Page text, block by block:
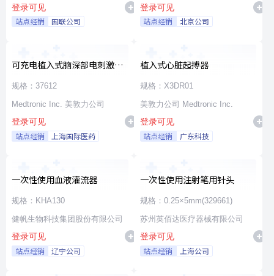
登录可见
站点经销 国联公司
登录可见
站点经销 北京公司
可充电植入式脑深部电刺激脉
冲发生器套件
规格：37612
Medtronic Inc. 美敦力公司
登录可见
站点经销 上海国际医药
植入式心脏起搏器
规格：X3DR01
美敦力公司 Medtronic Inc.
登录可见
站点经销 广东科技
一次性使用血液灌流器
规格：KHA130
健帆生物科技集团股份有限公司
登录可见
站点经销 辽宁公司
一次性使用注射笔用针头
规格：0.25×5mm(329661)
苏州英佰达医疗器械有限公司
登录可见
站点经销 上海公司